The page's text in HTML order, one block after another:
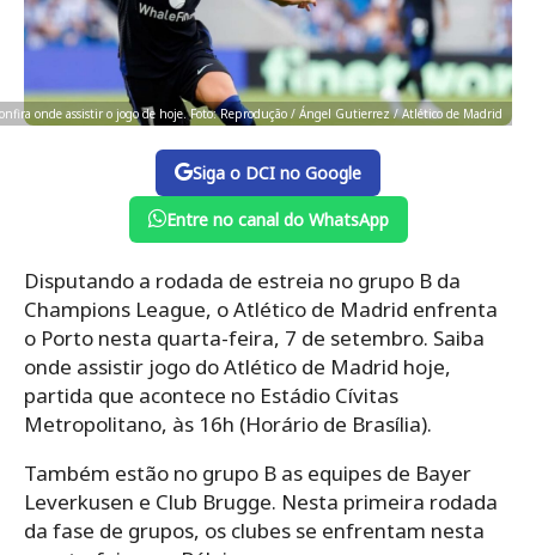
onde assistir o jogo de hoje. Foto: Reprodução / Ángel Gutierrez / Atlético de Madrid
Siga o DCI no Google
Entre no canal do WhatsApp
Disputando a rodada de estreia no grupo B da
Champions League, o Atlético de Madrid enfrenta
o Porto nesta quarta-feira, 7 de setembro. Saiba
onde assistir jogo do Atlético de Madrid hoje,
partida que acontece no Estádio Cívitas
Metropolitano, às 16h (Horário de Brasília).
Também estão no grupo B as equipes de Bayer
Leverkusen e Club Brugge. Nesta primeira rodada
da fase de grupos, os clubes se enfrentam nesta